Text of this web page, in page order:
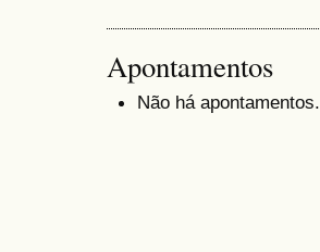
Apontamentos
Não há apontamentos.